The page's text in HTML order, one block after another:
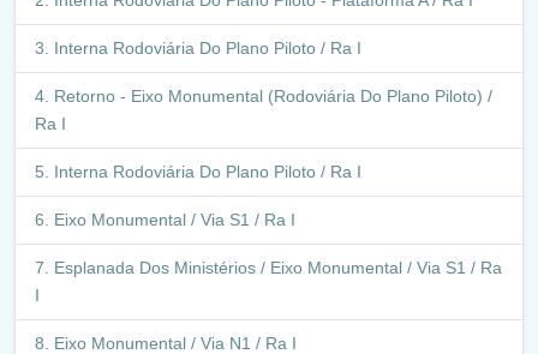
Interna Rodoviária Do Plano Piloto / Ra I
Retorno - Eixo Monumental (Rodoviária Do Plano Piloto) /
Ra I
Interna Rodoviária Do Plano Piloto / Ra I
Eixo Monumental / Via S1 / Ra I
Esplanada Dos Ministérios / Eixo Monumental / Via S1 / Ra
I
Eixo Monumental / Via N1 / Ra I